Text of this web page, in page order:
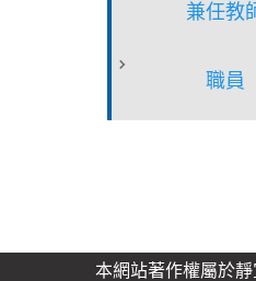
兼任教
職員
本網站著作權屬於